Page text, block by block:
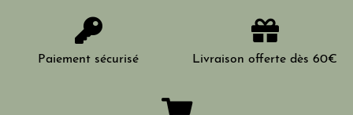
Paiement sécurisé Livraison offerte dès 60€